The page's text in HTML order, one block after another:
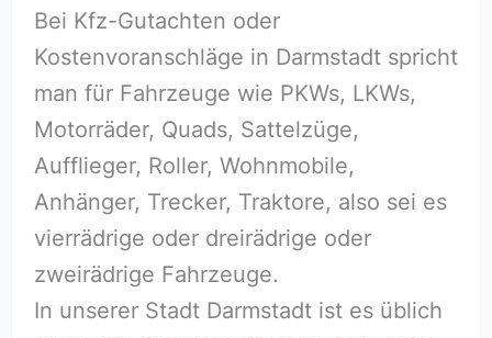
Bei Kfz-Gutachten oder
Kostenvoranschläge in Darmstadt spricht
man für Fahrzeuge wie PKWs, LKWs,
Motorräder, Quads, Sattelzüge,
Aufflieger, Roller, Wohnmobile,
Anhänger, Trecker, Traktore, also sei es
vierrädrige oder dreirädrige oder
zweirädrige Fahrzeuge.
In unserer Stadt Darmstadt ist es üblich